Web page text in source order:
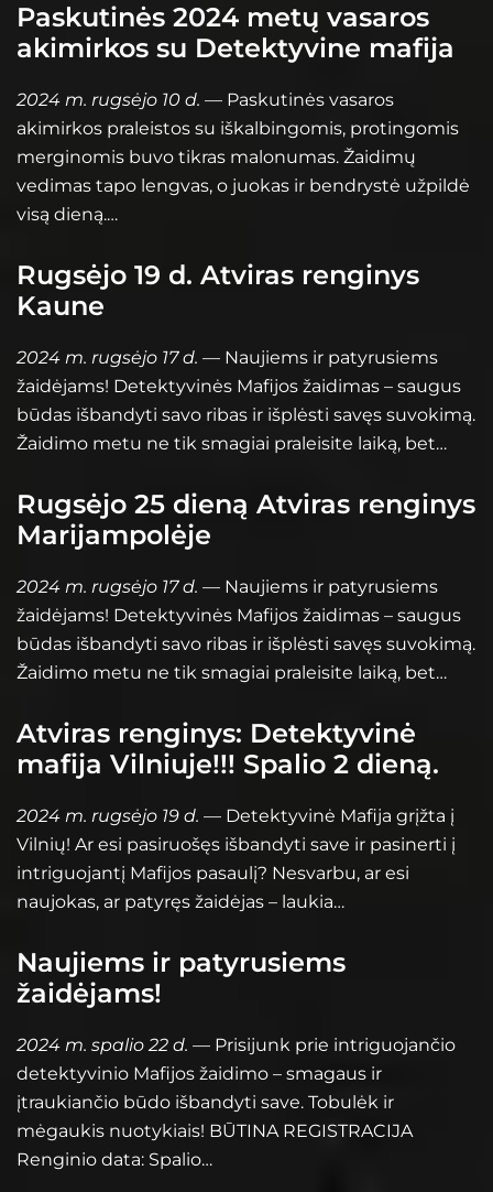
Paskutinės 2024 metų vasaros
akimirkos su Detektyvine mafija
2024 m. rugsėjo 10 d. — Paskutinės vasaros
akimirkos praleistos su iškalbingomis, protingomis
merginomis buvo tikras malonumas. Žaidimų
vedimas tapo lengvas, o juokas ir bendrystė užpildė
visą dieną.…
Rugsėjo 19 d. Atviras renginys
Kaune
2024 m. rugsėjo 17 d. — Naujiems ir patyrusiems
žaidėjams! Detektyvinės Mafijos žaidimas – saugus
būdas išbandyti savo ribas ir išplėsti savęs suvokimą.
Žaidimo metu ne tik smagiai praleisite laiką, bet…
Rugsėjo 25 dieną Atviras renginys
Marijampolėje
2024 m. rugsėjo 17 d. — Naujiems ir patyrusiems
žaidėjams! Detektyvinės Mafijos žaidimas – saugus
būdas išbandyti savo ribas ir išplėsti savęs suvokimą.
Žaidimo metu ne tik smagiai praleisite laiką, bet…
Atviras renginys: Detektyvinė
mafija Vilniuje!!! Spalio 2 dieną.
2024 m. rugsėjo 19 d. — Detektyvinė Mafija grįžta į
Vilnių! Ar esi pasiruošęs išbandyti save ir pasinerti į
intriguojantį Mafijos pasaulį? Nesvarbu, ar esi
naujokas, ar patyręs žaidėjas – laukia…
Naujiems ir patyrusiems
žaidėjams!
2024 m. spalio 22 d. — Prisijunk prie intriguojančio
detektyvinio Mafijos žaidimo – smagaus ir
įtraukiančio būdo išbandyti save. Tobulėk ir
mėgaukis nuotykiais! BŪTINA REGISTRACIJA
Renginio data: Spalio…